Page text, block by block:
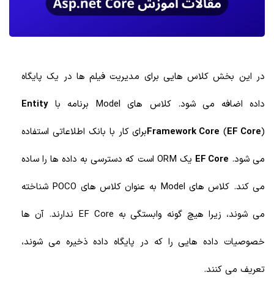
در این بخش کلاس هایی برای مدیریت فیلم ها در یک پایگاه
داده اضافه می شود. کلاس های Model برنامه با
Entity
Framework Core (EF Core
)برای کار با بانک اطلاعاتی استفاده
می شود. EF Core
یک ORM است که دسترسی به داده ها را ساده
می کند. کلاس های Model به عنوان کلاس های POCO شناخته
می شوند، زیرا هیچ گونه وابستگی به EF Core ندارند. آن ها
خصوصیات داده هایی را که در پایگاه داده ذخیره می شوند،
تعریف می کنند.